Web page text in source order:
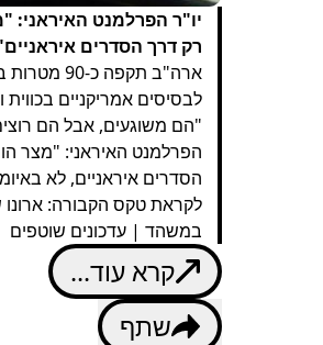
יו"ר הפרלמנט האיראני:
רק דרך הסדרים
ארה"ב תקפה
לבסיסים אמריקניים
"הם משוגעים, אבל הם
הפרלמנט האיראני: "מצר
הסדרים איראניים, לא
לקראת טקס הקבורה: ארונו
במשהד | עדכונים שוטפים
קרא עוד...
שתף